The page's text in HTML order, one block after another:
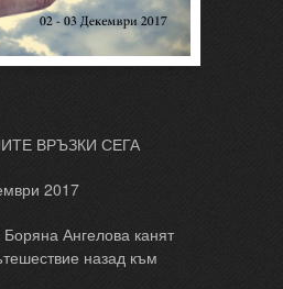
ВРЪЗКИ СЕГА
2017
Ангелова канят
назад към